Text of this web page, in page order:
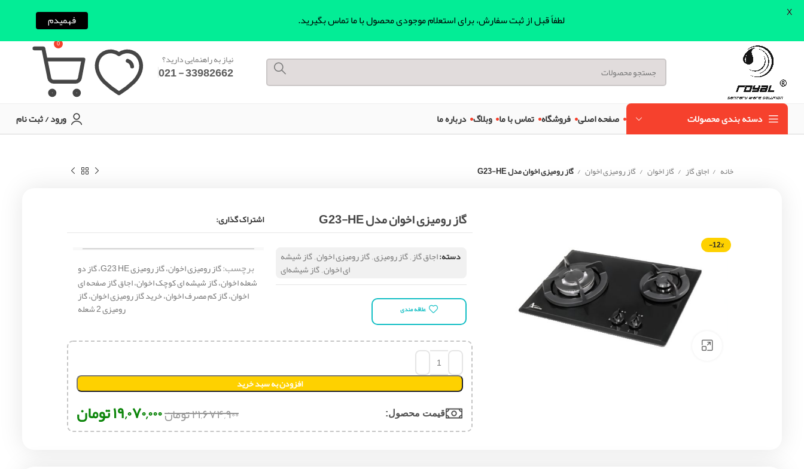
نیاز به راهنمایی دارید؟
33982662 - 021
0
دسته بندی محصولات صفحه اصلی فروشگاه تماس با ما وبلاگ درباره ما ورود / ثبت نام
خانه اجاق گاز گاز اخوان گاز رومیزی اخوان گاز رومیزی اخوان مدل G23-HE
-12%
Click to enlarge
گاز رومیزی اخوان مدل G23-HE اشتراک گذاری:
دسته:اجاق گاز,گاز رومیزی,گاز رومیزی اخوان,گاز شیشه
ای اخوان,گاز شیشه‌ای
علاقه مندی
برچسب:
گاز رومیزی اخوان، گاز رومیزی G23 HE، گاز دو
شعله اخوان، گاز شیشه ای کوچک اخوان، اجاق گاز صفحه ای
اخوان، گاز کم مصرف اخوان، خرید گاز رومیزی اخوان، گاز
رومیزی 2 شعله
افزودن به سبد خرید
قیمت محصول:​ ۲۱,۶۷۴,۹۰۰تومان۱۹,۰۷۰,۰۰۰تومان
لطفاً قبل از ثبت سفارش، برای استعلام موجودی محصول با ما تماس بگیرید. فهمیدم X